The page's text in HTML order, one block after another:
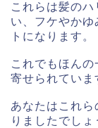
これらは髪の
い、フケやか
トになります。
これでもほん
寄せられていま
あなたはこれ
りましたでしょ